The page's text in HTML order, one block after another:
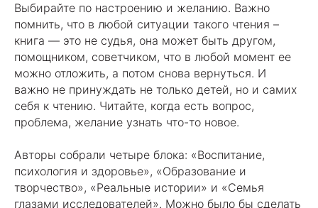
Выбирайте по настроению и желанию. Важно
помнить, что в любой ситуации такого чтения –
книга — это не судья, она может быть другом,
помощником, советчиком, что в любой момент ее
можно отложить, а потом снова вернуться. И
важно не принуждать не только детей, но и самих
себя к чтению. Читайте, когда есть вопрос,
проблема, желание узнать что-то новое.
Авторы собрали четыре блока: «Воспитание,
психология и здоровье», «Образование и
творчество», «Реальные истории» и «Семья
глазами исследователей». Можно было бы сделать